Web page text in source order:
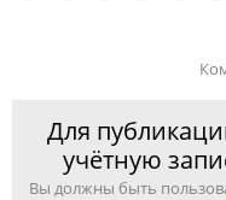
Для
учётную
Вы должны быть